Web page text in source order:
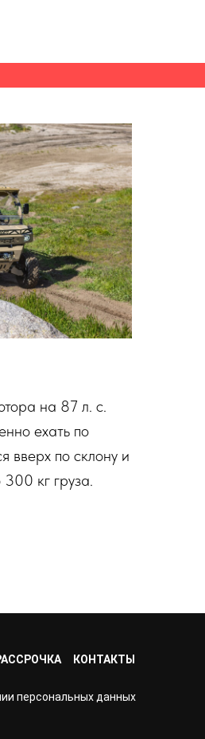
на 87 л. с.
ехать по
вверх по склону и
300 кг груза.
КОНТАКТЫ
персональных данных